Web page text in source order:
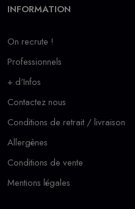
INFORMATION
On recrute !
Professionnels
+ d'Infos
Contactez nous
Conditions de retrait / livraison
Allergènes
Conditions de vente
Mentions légales